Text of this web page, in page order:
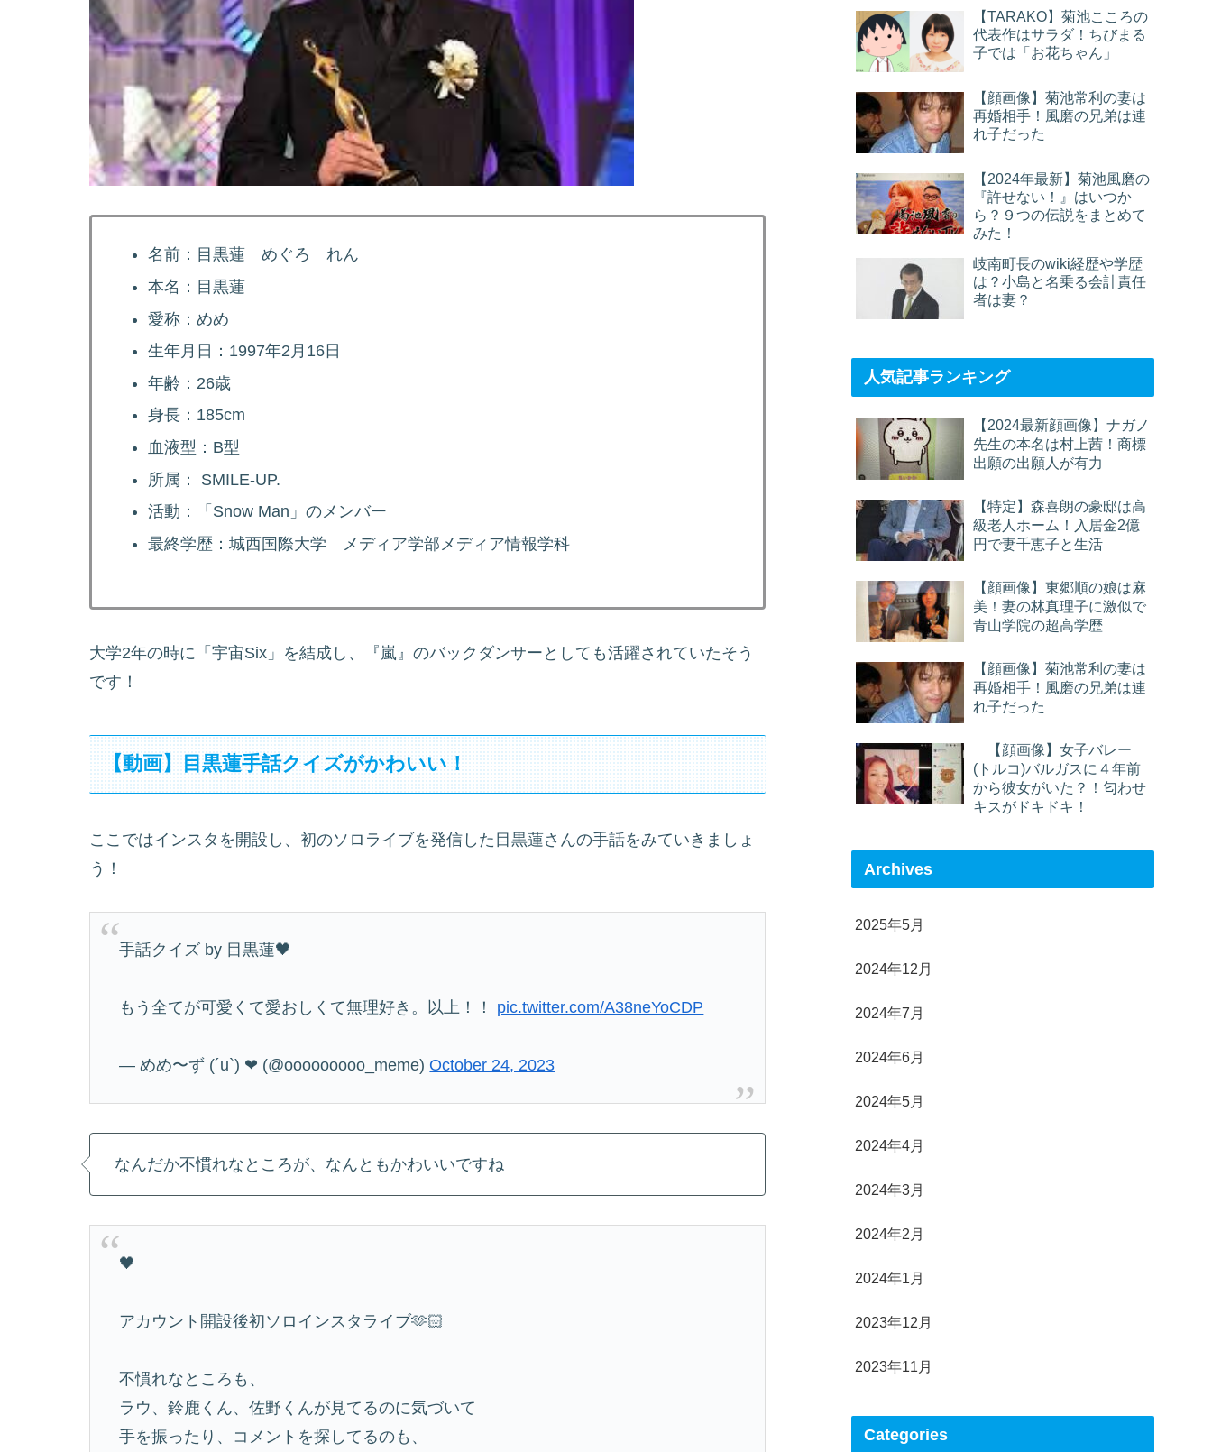
名前：目黒蓮 めぐろ れん
本名：目黒蓮
愛称：めめ
生年月日：1997年2月16日
年齢：26歳
身長：185cm
血液型：B型
所属： SMILE-UP.
活動：「Snow Man」のメンバー
最終学歴：城西国際大学 メディア学部メディア情報学科
大学2年の時に「宇宙Six」を結成し、『嵐』のバックダンサーとしても活躍されていたそう
です！
【動画】目黒蓮手話クイズがかわいい！
ここではインスタを開設し、初のソロライブを発信した目黒蓮さんの手話をみていきましょ
う！
手話クイズ by 目黒蓮🖤
もう全てが可愛くて愛おしくて無理好き。以上！！ pic.twitter.com/A38neYoCDP
— めめ〜ず (´u`) ❤︎ (@ooooooooo_meme)October 24, 2023
なんだか不慣れなところが、なんともかわいいですね
🖤
アカウント開設後初ソロインスタライブ🫶🏻
不慣れなところも、
ラウ、鈴鹿くん、佐野くんが見てるのに気づいて
手を振ったり、コメントを探してるのも、
【TARAKO】菊池こころの
代表作はサラダ！ちびまる
子では「お花ちゃん」
【顔画像】菊池常利の妻は
再婚相手！風磨の兄弟は連
れ子だった
【2024年最新】菊池風磨の
『許せない！』はいつか
ら？９つの伝説をまとめて
みた！
岐南町長のwiki経歴や学歴
は？小島と名乗る会計責任
者は妻？
人気記事ランキング
【2024最新顔画像】ナガノ
先生の本名は村上茜！商標
出願の出願人が有力
【特定】森喜朗の豪邸は高
級老人ホーム！入居金2億
円で妻千恵子と生活
【顔画像】東郷順の娘は麻
美！妻の林真理子に激似で
青山学院の超高学歴
【顔画像】菊池常利の妻は
再婚相手！風磨の兄弟は連
れ子だった
【顔画像】女子バレー
(トルコ)バルガスに４年前
から彼女がいた？！匂わせ
キスがドキドキ！
Archives
2025年5月
2024年12月
2024年7月
2024年6月
2024年5月
2024年4月
2024年3月
2024年2月
2024年1月
2023年12月
2023年11月
Categories